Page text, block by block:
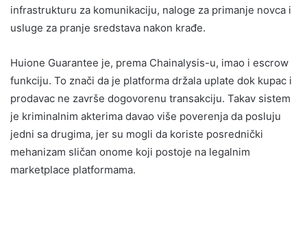
infrastrukturu za komunikaciju, naloge za primanje novca i
usluge za pranje sredstava nakon krađe.
Huione Guarantee je, prema Chainalysis-u, imao i escrow
funkciju. To znači da je platforma držala uplate dok kupac i
prodavac ne završe dogovorenu transakciju. Takav sistem
je kriminalnim akterima davao više poverenja da posluju
jedni sa drugima, jer su mogli da koriste posrednički
mehanizam sličan onome koji postoje na legalnim
marketplace platformama.